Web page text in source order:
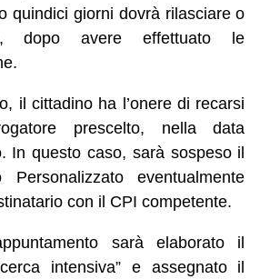
quindici giorni dovrà rilasciare o
dopo avere effettuato le
il cittadino ha l’onere di recarsi
prescelto, nella data
In questo caso, sarà sospeso il
eventualmente
con il CPI competente.
sarà elaborato il
intensiva” e assegnato il